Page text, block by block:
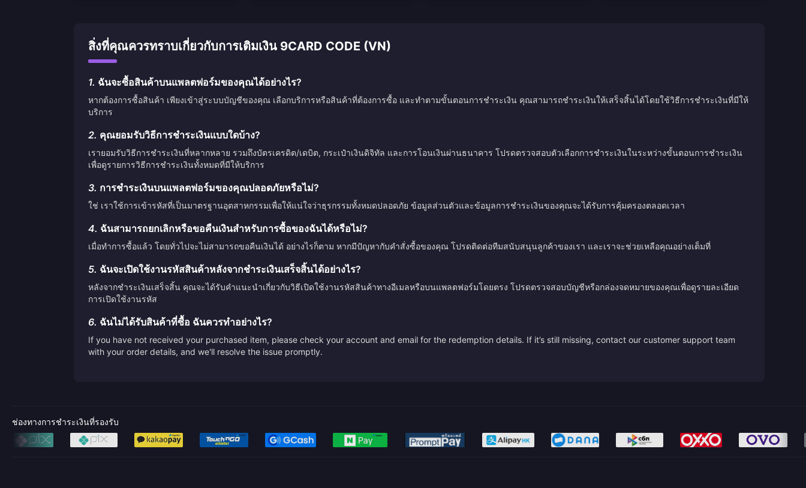
สิ่งที่คุณควรทราบเกี่ยวกับการเติมเงิน 9CARD CODE (VN)
1. ฉันจะซื้อสินค้าบนแพลตฟอร์มของคุณได้อย่างไร?
หากต้องการซื้อสินค้า เพียงเข้าสู่ระบบบัญชีของคุณ เลือกบริการหรือสินค้าที่ต้องการซื้อ และทำตามขั้นตอนการชำระเงิน คุณสามารถชำระเงินให้เสร็จสิ้นได้โดยใช้วิธีการชำระเงินที่มีให้
บริการ
2. คุณยอมรับวิธีการชำระเงินแบบใดบ้าง?
เรายอมรับวิธีการชำระเงินที่หลากหลาย รวมถึงบัตรเครดิต/เดบิต, กระเป๋าเงินดิจิทัล และการโอนเงินผ่านธนาคาร โปรดตรวจสอบตัวเลือกการชำระเงินในระหว่างขั้นตอนการชำระเงิน
เพื่อดูรายการวิธีการชำระเงินทั้งหมดที่มีให้บริการ
3. การชำระเงินบนแพลตฟอร์มของคุณปลอดภัยหรือไม่?
ใช่ เราใช้การเข้ารหัสที่เป็นมาตรฐานอุตสาหกรรมเพื่อให้แน่ใจว่าธุรกรรมทั้งหมดปลอดภัย ข้อมูลส่วนตัวและข้อมูลการชำระเงินของคุณจะได้รับการคุ้มครองตลอดเวลา
4. ฉันสามารถยกเลิกหรือขอคืนเงินสำหรับการซื้อของฉันได้หรือไม่?
เมื่อทำการซื้อแล้ว โดยทั่วไปจะไม่สามารถขอคืนเงินได้ อย่างไรก็ตาม หากมีปัญหากับคำสั่งซื้อของคุณ โปรดติดต่อทีมสนับสนุนลูกค้าของเรา และเราจะช่วยเหลือคุณอย่างเต็มที่
5. ฉันจะเปิดใช้งานรหัสสินค้าหลังจากชำระเงินเสร็จสิ้นได้อย่างไร?
หลังจากชำระเงินเสร็จสิ้น คุณจะได้รับคำแนะนำเกี่ยวกับวิธีเปิดใช้งานรหัสสินค้าทางอีเมลหรือบนแพลตฟอร์มโดยตรง โปรดตรวจสอบบัญชีหรือกล่องจดหมายของคุณเพื่อดูรายละเอียด
การเปิดใช้งานรหัส
6. ฉันไม่ได้รับสินค้าที่ซื้อ ฉันควรทำอย่างไร?
If you have not received your purchased item, please check your account and email for the redemption details. If it’s still missing, contact our customer support team
with your order details, and we'll resolve the issue promptly.
ช่องทางการชำระเงินที่รองรับ